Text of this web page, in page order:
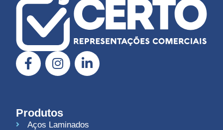
Produtos
Aços Laminados